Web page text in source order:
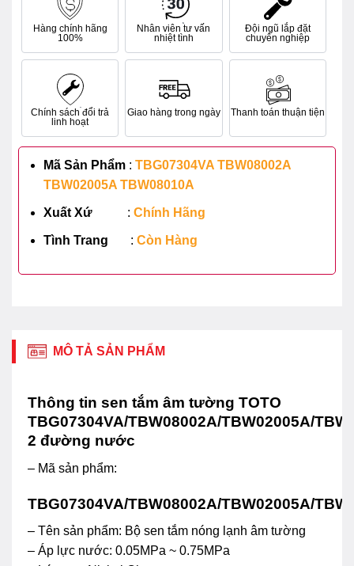
Hàng chính hãng
100%
Nhân viên tư vấn
nhiệt tình
Đội ngũ lắp đặt
chuyên nghiệp
Chính sách đổi trả
linh hoạt
Giao hàng trong ngày Thanh toán thuận tiện
Mã Sản Phẩm: TBG07304VA TBW08002A
TBW02005A TBW08010A
Xuất Xứ : Chính Hãng
Tình Trang : Còn Hàng
MÔ TẢ SẢN PHẨM
Thông tin sen tắm âm tường TOTO
TBG07304VA/TBW08002A/TBW02005A/
2 đường nước
– Mã sản phẩm:
TBG07304VA/TBW08002A/TBW02005A/
– Tên sản phẩm: Bộ sen tắm nóng lạnh âm tường
– Áp lực nước: 0.05MPa ~ 0.75MPa